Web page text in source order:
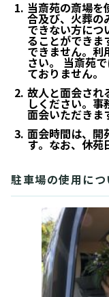
当斎苑の斎場を
合及び、火葬の
できない方につ
ることができま
できません。利
さい。 当斎苑
ておりません。
故人と面会され
しください。事
面会いただきま
面会時間は、開
す。なお、休苑
駐車場の使用につ